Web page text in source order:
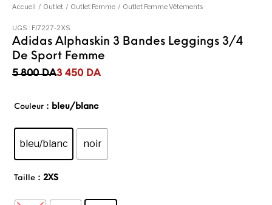
Accueil / Outlet / Outlet Femme / Outlet Femme Vêtements
Adidas Alphaskin 3 Bandes Leggings 3/4
De Sport Femme
5 800 DA
Le prix initial était : 5 800DA.
3 450 DA
Le prix actuel est : 3 450DA.
Couleur : bleu/blanc
bleu/blanc noir
Taille : 2XS
UGS : FJ7227-2XS